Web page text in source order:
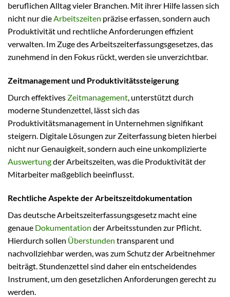
beruflichen Alltag vieler Branchen. Mit ihrer Hilfe lassen sich
nicht nur dieArbeitszeiten präzise erfassen, sondern auch
Produktivität und rechtliche Anforderungen effizient
verwalten. Im Zuge des Arbeitszeiterfassungsgesetzes, das
zunehmend in den Fokus rückt, werden sie unverzichtbar.
Zeitmanagement und Produktivitätssteigerung
Durch effektives Zeitmanagement, unterstützt durch
moderne Stundenzettel, lässt sich das
Produktivitätsmanagement in Unternehmen signifikant
steigern. Digitale Lösungen zur Zeiterfassung bieten hierbei
nicht nur Genauigkeit, sondern auch eine unkomplizierte
Auswertungder Arbeitszeiten, was die Produktivität der
Mitarbeiter maßgeblich beeinflusst.
Rechtliche Aspekte der Arbeitszeitdokumentation
Das deutsche Arbeitszeiterfassungsgesetz macht eine
genaue Dokumentation der Arbeitsstunden zur Pflicht.
Hierdurch sollen Überstunden transparent und
nachvollziehbar werden, was zum Schutz der Arbeitnehmer
beiträgt. Stundenzettel sind daher ein entscheidendes
Instrument, um den gesetzlichen Anforderungen gerecht zu
werden.